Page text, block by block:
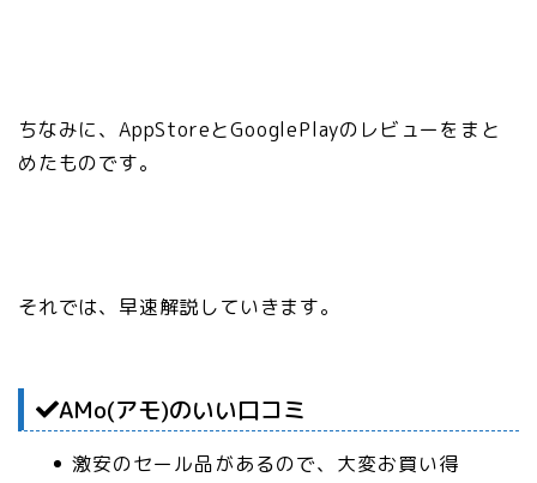
ちなみに、AppStoreとGooglePlayのレビューをまと
めたものです。
それでは、早速解説していきます。
AMo(アモ)のいい口コミ
激安のセール品があるので、大変お買い得